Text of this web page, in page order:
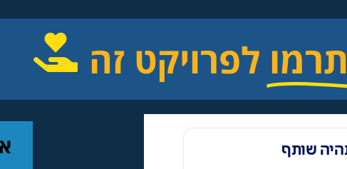
תרמו לפרויקט זה